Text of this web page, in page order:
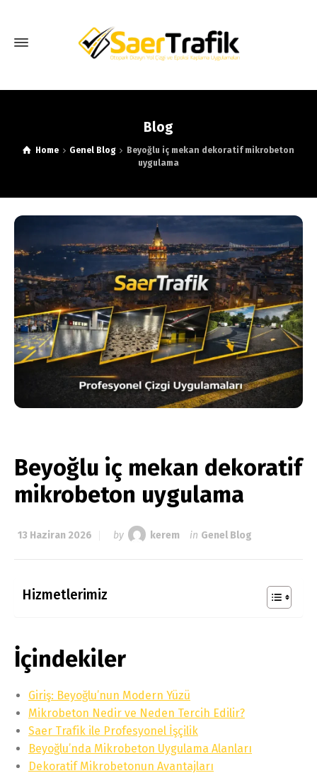
Blog
Home Genel Blog
Beyoğlu iç mekan dekoratif mikrobeton
uygulama
Beyoğlu iç mekan dekoratif
mikrobeton uygulama
13 Haziran 2026 by kerem in Genel Blog
Hizmetlerimiz
İçindekiler
Giriş: Beyoğlu’nun Modern Yüzü
Mikrobeton Nedir ve Neden Tercih Edilir?
Saer Trafik ile Profesyonel İşçilik
Beyoğlu’nda Mikrobeton Uygulama Alanları
Dekoratif Mikrobetonun Avantajları